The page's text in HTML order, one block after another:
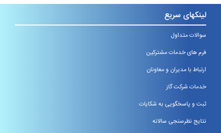
لینکهای سریع
سوالات متداول
فرم های خدمات مشترکین
ارتباط با مدیران و معاونان
خدمات شرکت گاز
ثبت و پاسخگویی به شکایات
نتایج نظرسنجی سالانه